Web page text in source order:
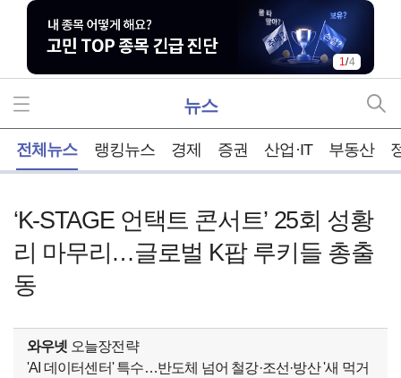
1/4
뉴스
전체뉴스 랭킹뉴스 경제 증권 산업·IT 부동산
‘K-STAGE 언택트 콘서트’ 25회 성황
리 마무리…글로벌 K팝 루키들 총출
동
와우넷 오늘장전략
'AI 데이터센터' 특수…반도체 넘어 철강·조선·방산 '새 먹거